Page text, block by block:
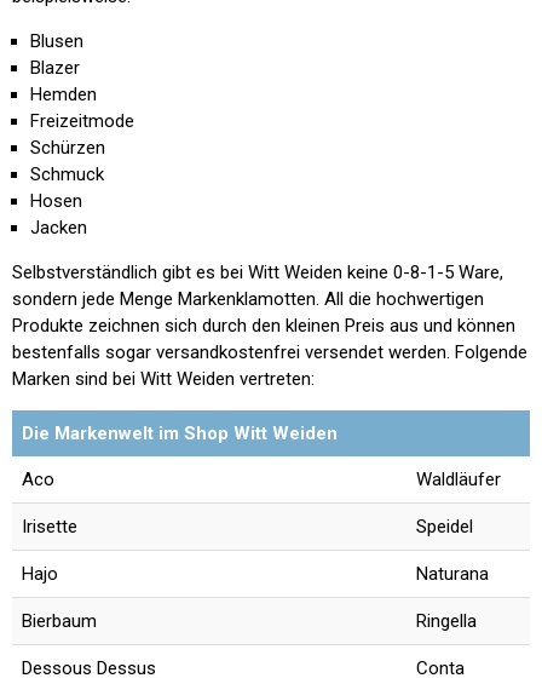
Blusen
Blazer
Hemden
Freizeitmode
Schürzen
Schmuck
Hosen
Jacken
Selbstverständlich gibt es bei Witt Weiden keine 0-8-1-5 Ware,
sondern jede Menge Markenklamotten. All die hochwertigen
Produkte zeichnen sich durch den kleinen Preis aus und können
bestenfalls sogar versandkostenfrei versendet werden. Folgende
Marken sind bei Witt Weiden vertreten:
Die Markenwelt im Shop Witt Weiden
Aco Waldläufer
Irisette Speidel
Hajo Naturana
Bierbaum Ringella
Dessous Dessus Conta